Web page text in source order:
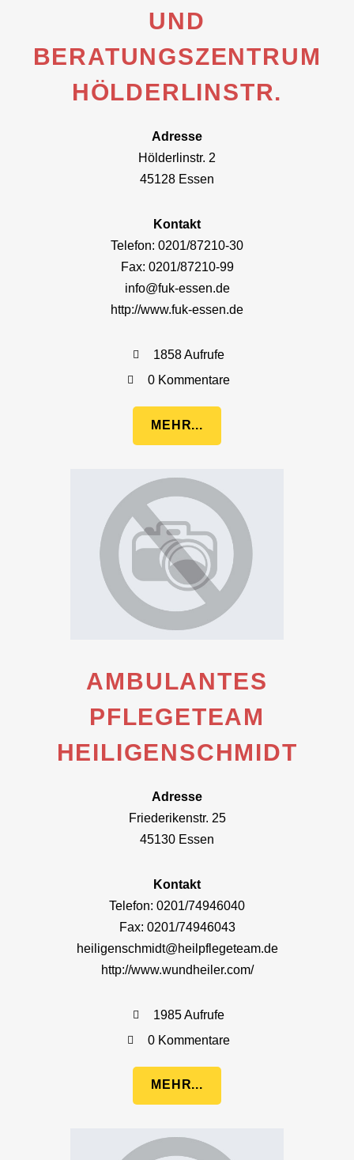
UND
BERATUNGSZENTRUM
HÖLDERLINSTR.
Adresse
Hölderlinstr. 2
45128 Essen
Kontakt
Telefon: 0201/87210-30
Fax: 0201/87210-99
info@fuk-essen.de
http://www.fuk-essen.de
1858 Aufrufe
0 Kommentare
MEHR...
AMBULANTES
PFLEGETEAM
HEILIGENSCHMIDT
Adresse
Friederikenstr. 25
45130 Essen
Kontakt
Telefon: 0201/74946040
Fax: 0201/74946043
heiligenschmidt@heilpflegeteam.de
http://www.wundheiler.com/
1985 Aufrufe
0 Kommentare
MEHR...